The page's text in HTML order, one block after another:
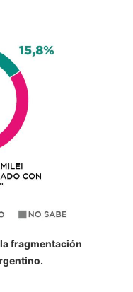
la fragmentación